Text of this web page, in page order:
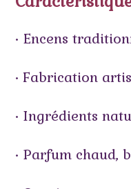
• Encens
• Fabrication
• Ingrédients
• Parfum chaud,